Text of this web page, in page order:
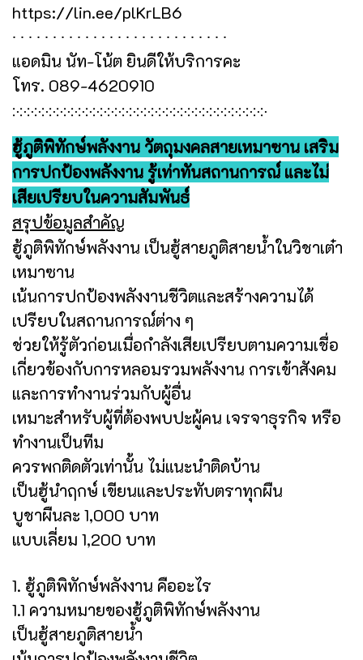
https://lin.ee/plKrLB6
∙ ∙ ∙ ∙ ∙ ∙ ∙ ∙ ∙ ∙ ∙ ∙ ∙ ∙ ∙ ∙ ∙ ∙ ∙ ∙ ∙ ∙ ∙ ∙ ∙ ∙ ∙
แอดมิน นัท-โน้ต ยินดีให้บริการคะ
โทร. 089-4620910
჻჻჻჻჻჻჻჻჻჻჻჻჻჻჻჻჻჻჻჻჻჻჻჻჻჻჻჻჻჻჻჻჻჻჻
ฮู้ภูติพิทักษ์พลังงาน วัตถุมงคลสายเหมาซาน เสริม
การปกป้องพลังงาน รู้เท่าทันสถานการณ์ และไม่
เสียเปรียบในความสัมพันธ์
สรุปข้อมูลสำคัญ
ฮู้ภูติพิทักษ์พลังงาน เป็นฮู้สายภูติสายน้ำในวิชาเต๋า
เหมาซาน
เน้นการปกป้องพลังงานชีวิตและสร้างความได้
เปรียบในสถานการณ์ต่าง ๆ
ช่วยให้รู้ตัวก่อนเมื่อกำลังเสียเปรียบตามความเชื่อ
เกี่ยวข้องกับการหลอมรวมพลังงาน การเข้าสังคม
และการทำงานร่วมกับผู้อื่น
เหมาะสำหรับผู้ที่ต้องพบปะผู้คน เจรจาธุรกิจ หรือ
ทำงานเป็นทีม
ควรพกติดตัวเท่านั้น ไม่แนะนำติดบ้าน
เป็นฮู้นำฤกษ์ เขียนและประทับตราทุกผืน
บูชาผืนละ 1,000 บาท
แบบเลี่ยม 1,200 บาท
1. ฮู้ภูติพิทักษ์พลังงาน คืออะไร
1.1 ความหมายของฮู้ภูติพิทักษ์พลังงาน
เป็นฮู้สายภูติสายน้ำ